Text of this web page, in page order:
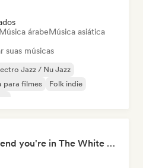
Música árabeMúsica asiática
suas músicas
Jazz / Nu Jazz
para filmes
Folk indie
Songs to pretend you're in The White Lotus